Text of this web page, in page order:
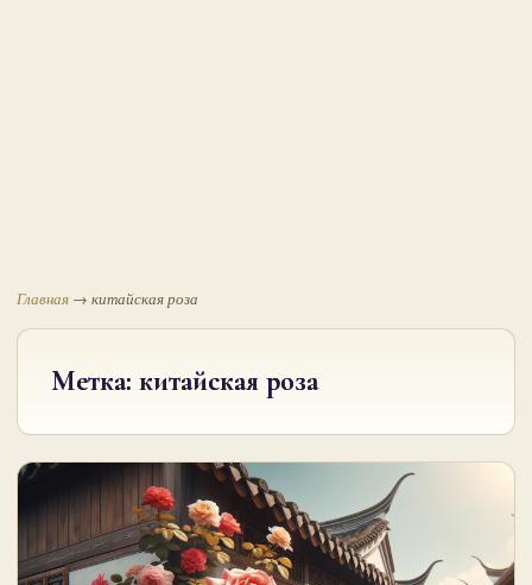
Главная → китайская роза
Метка: китайская роза